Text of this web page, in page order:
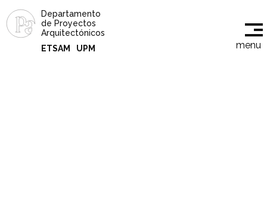
Departamento
de Proyectos
Arquitectónicos
ETSAM
UPM menu